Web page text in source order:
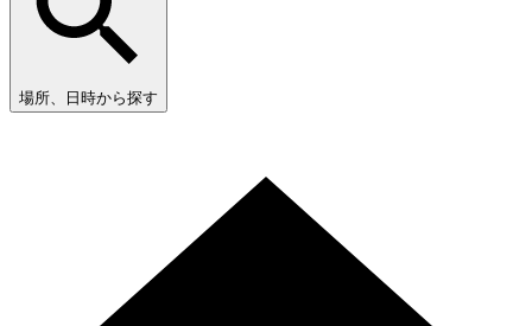
場所、日時から探す